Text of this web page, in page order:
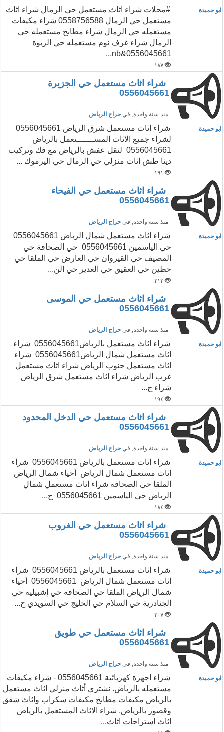
ابو حميدة
‏‎#محلات شراء اثاث مستعمل حي الرمال شراء اثاث
مستعمل حي الرمال 0558756588 شراء مكيفات
مستعمله حي الرمال شراء مطابخ مستعمله حي
الرمال شراء غرف نوم مستعمله حي الربوة
0556045661&nb...
١٨٧
شراء اثاث مستعمل حي الجزيرة
0556045661
منذ سنة واحدة, في حراج الرياض
ابو حميدة
لشراء جميع الاثاث المســـــــتعمل بالرياض
0556045661 لنقل عفش بالرياض مع فك وتركيب
دينا طش اثاث منزلي حي الرمال حي اليرموك ...
١٩١
شراء اثاث مستعمل حي الفيحاء
0556045661
منذ سنة واحدة, في حراج الرياض
ابو حميدة
حي الياسمين 0556045661 حي الصحافة حي
المصيف حي القيروان حي العارض حي الملقا حي
حطين حي العقيق حي الغدير حي الن...
٢١٢
شراء اثاث مستعمل حي الموسى
0556045661
منذ سنة واحدة, في حراج الرياض
ابو حميدة
‏شراء اثاث مستعمل بالرياض0556045661 شراء
اثاث مستعمل شمال الرياض0556045661 شراء
اثاث مستعمل جنوب الرياض شراء اثاث مستعمل
غرب الرياض شراء اثاث مستعمل شرق الرياض
شراء ج...
١٩٤
شراء اثاث مستعمل حي الدخل المحدود
0556045661
منذ سنة واحدة, في حراج الرياض
ابو حميدة
‏شراء اثاث مستعمل بالرياض 0556045661 شراء
اثاث مستعمل شمال الرياض أحياء شمال الرياض
الملقا حي الصحافه ‏شراء اثاث مستعمل شمال
الرياض حي الياسمين 0556045661 ح...
١٨٤
شراء اثاث مستعمل حي الغروب
0556045661
منذ سنة واحدة, في حراج الرياض
ابو حميدة
‏شراء اثاث مستعمل بالرياض 0556045661 شراء
اثاث مستعمل شمال الرياض 0556045661 أحياء
شمال الرياض الملقا حي الصحافه حي إشبيلية حي
الجنادرية حي السلام حي الخليج حي السويدي ح...
٢٠٧
شراء اثاث مستعمل حي طويق
0556045661
منذ سنة واحدة, في حراج الرياض
ابو حميدة
شراء اجهزة كهربائية 0556045661 - شراء مكيفات
مستعمله بالرياض. نشتري أثاث منزلي اثاث مستعمل
بالرياض مكيفات مطابخ مكيفات سكراب واثاث شقق
وقصور بالرياض. شراء الاثاث المستعمل بالرياض
اثاث استراحات اثاث...